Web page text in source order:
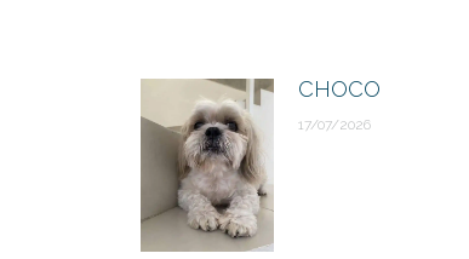
CHOCO
17/07/2026